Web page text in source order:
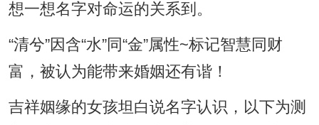
想一想名字对命运的关系到。
“清兮”因含“水”同“金”属性~标记智慧同财
富，被认为能带来婚姻还有谐！
吉祥姻缘的女孩坦白说名字认识，以下为测